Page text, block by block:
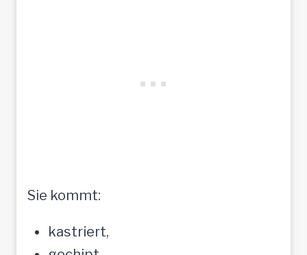
Sie kommt:
kastriert,